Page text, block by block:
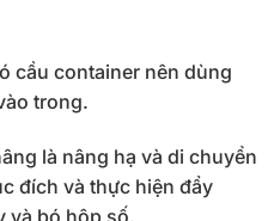
cầu container nên dùng
trong.
là nâng hạ và di chuyển
đích và thực hiện đẩy